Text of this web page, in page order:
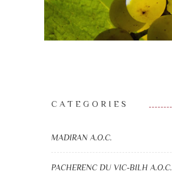
CATEGORIES
MADIRAN A.O.C.
PACHERENC DU VIC-BILH A.O.C.